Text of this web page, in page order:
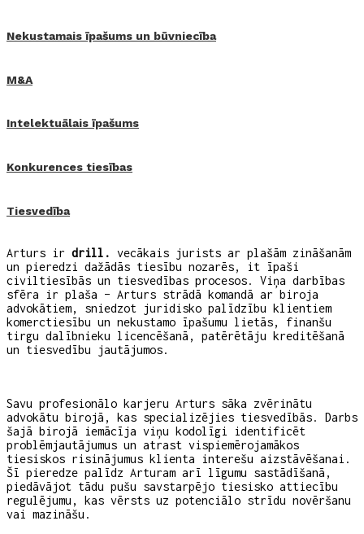
Nekustamais īpašums un būvniecība
M&A
Intelektuālais īpašums
Konkurences tiesības
Tiesvedība
Arturs ir drill. vecākais jurists ar plašām zināšanām
un pieredzi dažādās tiesību nozarēs, it īpaši
civiltiesībās un tiesvedības procesos. Viņa darbības
sfēra ir plaša – Arturs strādā komandā ar biroja
advokātiem, sniedzot juridisko palīdzību klientiem
komerctiesību un nekustamo īpašumu lietās, finanšu
tirgu dalībnieku licencēšanā, patērētāju kreditēšanā
un tiesvedību jautājumos.
Savu profesionālo karjeru Arturs sāka zvērinātu
advokātu birojā, kas specializējies tiesvedībās. Darbs
šajā birojā iemācīja viņu kodolīgi identificēt
problēmjautājumus un atrast vispiemērojamākos
tiesiskos risinājumus klienta interešu aizstāvēšanai.
Šī pieredze palīdz Arturam arī līgumu sastādīšanā,
piedāvājot tādu pušu savstarpējo tiesisko attiecību
regulējumu, kas vērsts uz potenciālo strīdu novēršanu
vai mazināšu.